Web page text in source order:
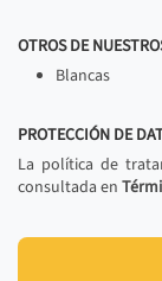
OTROS DE
Blancas
PROTECCIÓN DE
La política de
consultada en